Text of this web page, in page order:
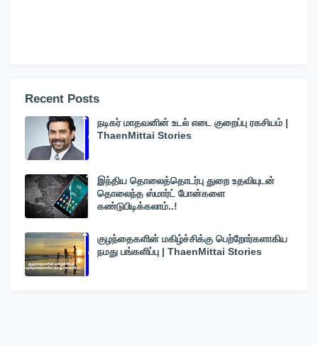
Recent Posts
நடிகர் மாதவனின் உடல் எடை குறைப்பு ரகசியம் |
ThaenMittai Stories
இந்திய தொலைத்தொடர்பு துறை உதவியுடன்
தொலைந்த ஸ்மார்ட் போன்களை
கண்டுபிடிக்கலாம்..!
குழந்தைகளின் மகிழ்ச்சிக்கு பெற்றோர்களாகிய
நமது பங்களிப்பு | ThaenMittai Stories